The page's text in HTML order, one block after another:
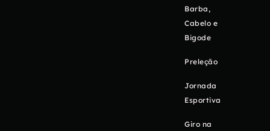
Barba,
Cabelo e
Bigode
Preleção
Jornada
Esportiva
Giro na